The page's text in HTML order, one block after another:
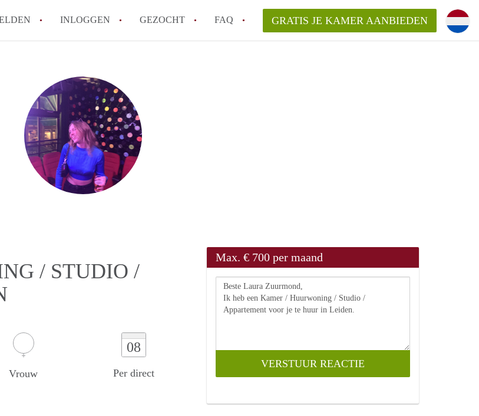
INLOGGEN GEZOCHT FAQ
Wat is KamersLeiden?
Wat is de privacyverklaring van KamersLeiden?
Berekent KamersLeiden makelaarsvergoeding/bemiddelingsvergoeding?
Alle veelgestelde vragen
GRATIS JE KAMER AANBIEDEN
/ STUDIO /
Vrouw
08
Per direct
Max. € 700 per maand